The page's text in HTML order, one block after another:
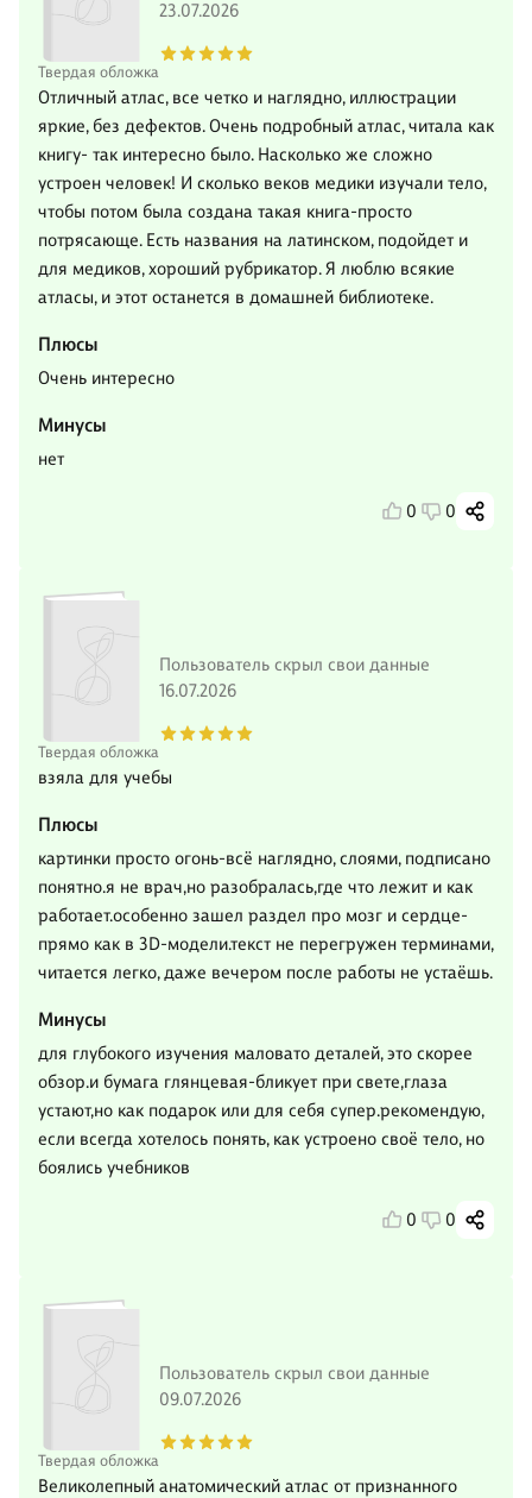
Твердая обложка
23.07.2026
Отличный атлас, все четко и наглядно, иллюстрации
яркие, без дефектов. Очень подробный атлас, читала как
книгу- так интересно было. Насколько же сложно
устроен человек! И сколько веков медики изучали тело,
чтобы потом была создана такая книга-просто
потрясающе. Есть названия на латинском, подойдет и
для медиков, хороший рубрикатор. Я люблю всякие
атласы, и этот останется в домашней библиотеке.
Плюсы
Очень интересно
Минусы
нет
0 0
Твердая обложка
Пользователь скрыл свои данные
16.07.2026
взяла для учебы
Плюсы
картинки просто огонь-всё наглядно, слоями, подписано
понятно.я не врач,но разобралась,где что лежит и как
работает.особенно зашел раздел про мозг и сердце-
прямо как в 3D-модели.текст не перегружен терминами,
читается легко, даже вечером после работы не устаёшь.
Минусы
для глубокого изучения маловато деталей, это скорее
обзор.и бумага глянцевая-бликует при свете,глаза
устают,но как подарок или для себя супер.рекомендую,
если всегда хотелось понять, как устроено своё тело, но
боялись учебников
0 0
Твердая обложка
Пользователь скрыл свои данные
09.07.2026
Великолепный анатомический атлас от признанного